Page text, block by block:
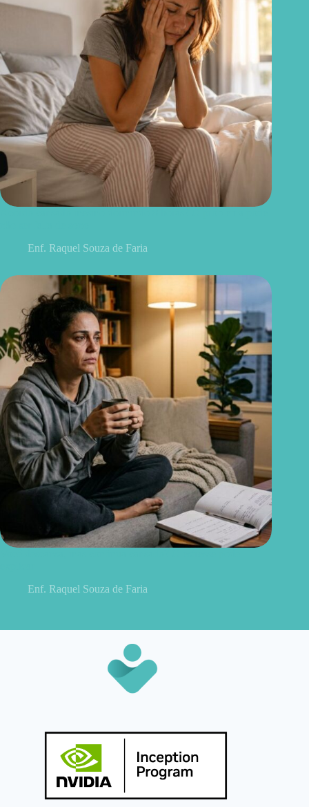
Enf. Raquel Souza de Faria
Enf. Raquel Souza de Faria